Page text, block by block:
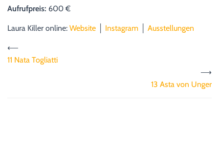
Aufrufpreis: 600 €
Laura Killer online: Website Instagram Ausstellungen
⟵
11 Nata Togliatti
⟶
13 Asta von Unger